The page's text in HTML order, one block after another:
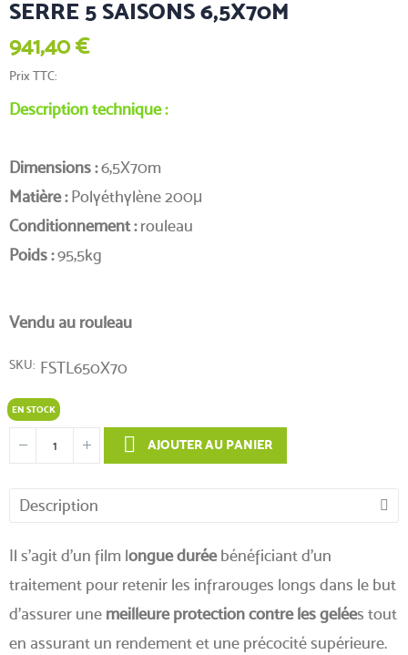
SERRE 5 SAISONS 6,5X70M
941,40 €
Prix TTC
Description technique :
Dimensions :6,5X70m
Matière :Polyéthylène 200μ
Conditionnement :rouleau
Poids :95,5kg
Vendu au rouleau
SKU FSTL650X70
EN STOCK
AJOUTER AU PANIER
Description
Il s’agit d’un film longue duréebénéficiant d’un
traitement pour retenir les infrarouges longs dans le but
d’assurer une meilleure protection contre les gelées tout
en assurant un rendement et une précocité supérieure.